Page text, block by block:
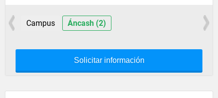
Campus Áncash (2)
Solicitar información